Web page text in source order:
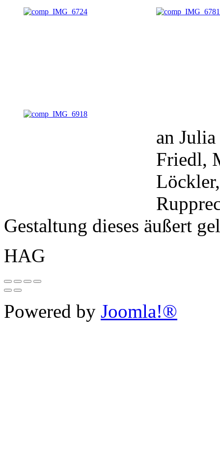
an
Friedl,
Gestaltung dieses äußert
HAG
Powered by Joomla!®